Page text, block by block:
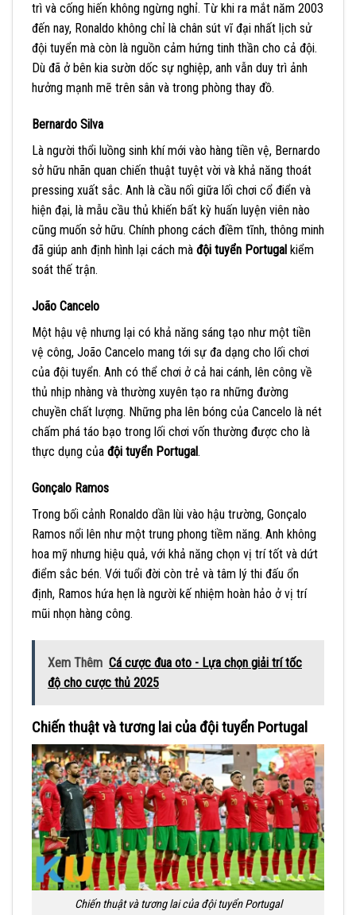
trì và cống hiến không ngừng nghỉ. Từ khi ra mắt năm 2003
đến nay, Ronaldo không chỉ là chân sút vĩ đại nhất lịch sử
đội tuyển mà còn là nguồn cảm hứng tinh thần cho cả đội.
Dù đã ở bên kia sườn dốc sự nghiệp, anh vẫn duy trì ảnh
hưởng mạnh mẽ trên sân và trong phòng thay đồ.
Bernardo Silva
Là người thổi luồng sinh khí mới vào hàng tiền vệ, Bernardo
sở hữu nhãn quan chiến thuật tuyệt vời và khả năng thoát
pressing xuất sắc. Anh là cầu nối giữa lối chơi cổ điển và
hiện đại, là mẫu cầu thủ khiến bất kỳ huấn luyện viên nào
cũng muốn sở hữu. Chính phong cách điềm tĩnh, thông minh
đã giúp anh định hình lại cách mà đội tuyển Portugal kiểm
soát thế trận.
João Cancelo
Một hậu vệ nhưng lại có khả năng sáng tạo như một tiền
vệ công, João Cancelo mang tới sự đa dạng cho lối chơi
của đội tuyển. Anh có thể chơi ở cả hai cánh, lên công về
thủ nhịp nhàng và thường xuyên tạo ra những đường
chuyền chất lượng. Những pha lên bóng của Cancelo là nét
chấm phá táo bạo trong lối chơi vốn thường được cho là
thực dụng của đội tuyển Portugal.
Gonçalo Ramos
Trong bối cảnh Ronaldo dần lùi vào hậu trường, Gonçalo
Ramos nổi lên như một trung phong tiềm năng. Anh không
hoa mỹ nhưng hiệu quả, với khả năng chọn vị trí tốt và dứt
điểm sắc bén. Với tuổi đời còn trẻ và tâm lý thi đấu ổn
định, Ramos hứa hẹn là người kế nhiệm hoàn hảo ở vị trí
mũi nhọn hàng công.
Xem Thêm Cá cược đua oto - Lựa chọn giải trí tốc
độ cho cược thủ 2025
Chiến thuật và tương lai của đội tuyển Portugal
Chiến thuật và tương lai của đội tuyển Portugal